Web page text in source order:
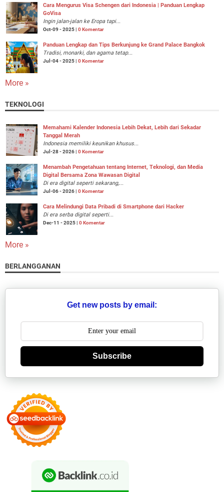
Cara Mengurus Visa Schengen dari Indonesia | Panduan Lengkap
GoVisa
Ingin jalan-jalan ke Eropa tapi...
Oct-09 - 2025 | 0 Komentar
Panduan Lengkap dan Tips Berkunjung ke Grand Palace Bangkok
Tradisi, monarki, dan agama tetap...
Jul-04 - 2025 | 0 Komentar
More »
TEKNOLOGI
Memahami Kalender Indonesia Lebih Dekat, Lebih dari Sekadar
Tanggal Merah
Indonesia memiliki keunikan khusus...
Jul-28 - 2026 | 0 Komentar
Menambah Pengetahuan tentang Internet, Teknologi, dan Media
Digital Bersama Zona Wawasan Digital
Di era digital seperti sekarang,...
Jul-06 - 2026 | 0 Komentar
Cara Melindungi Data Pribadi di Smartphone dari Hacker
Di era serba digital seperti...
Dec-11 - 2025 | 0 Komentar
More »
BERLANGGANAN
Get new posts by email:
Subscribe